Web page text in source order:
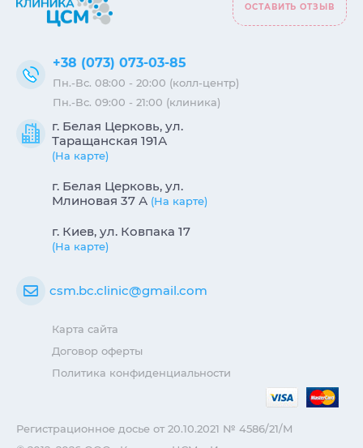
г. Белая Церковь, ул.
Таращанская 191А
(На карте)
г. Белая Церковь, ул.
Млиновая 37 А (На карте)
г. Киев, ул. Ковпака 17
(На карте)
+38 (073) 073-03-85
Пн.-Вс. 08:00 - 20:00 (колл-центр)
Пн.-Вс. 09:00 - 21:00 (клиника)
csm.bc.clinic@gmail.com
Карта сайта
Договор оферты
Политика конфиденциальности
ОСТАВИТЬ ОТЗЫВ
Регистрационное досье от 20.10.2021 № 4586/21/М